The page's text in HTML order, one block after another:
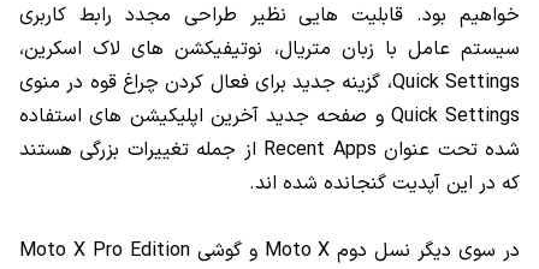
خواهیم بود. قابلیت هایی نظیر طراحی مجدد رابط کاربری
سیستم عامل با زبان متریال، نوتیفیکشن های لاک اسکرین،
Quick Settings، گزینه جدید برای فعال کردن چراغ قوه در منوی
Quick Settings و صفحه جدید آخرین اپلیکیشن های استفاده
شده تحت عنوان Recent Apps از جمله تغییرات بزرگی هستند
که در این آپدیت گنجانده شده اند.
در سوی دیگر نسل دوم Moto X و گوشی Moto X Pro Edition